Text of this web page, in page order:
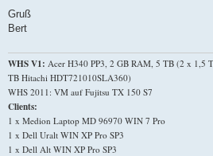
Gruß
Bert
WHS V1: Acer H340 PP3, 2 GB RAM, 5 TB (2 x 1,5
TB Hitachi HDT721010SLA360)
WHS 2011: VM auf Fujitsu TX 150 S7
Clients:
1 x Medion Laptop MD 96970 WIN 7 Pro
1 x Dell Uralt WIN XP Pro SP3
1 x Dell Alt WIN XP Pro SP3